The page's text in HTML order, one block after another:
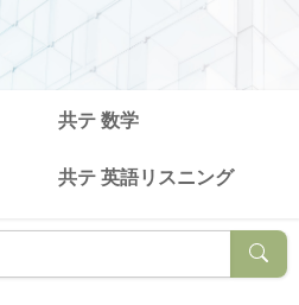
共テ 数学
共テ 英語リスニング